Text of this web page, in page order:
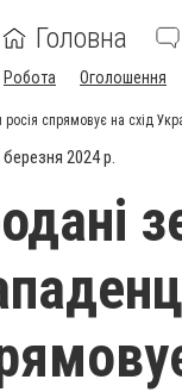
Головна
Робота Оголошення
спрямовує на схід
2024 р.